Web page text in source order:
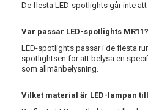
De flesta LED-spotlights går inte
Var passar LED-spotlights MR11?
LED-spotlights passar i de flesta
spotlightsen för att belysa en
som allmänbelysning.
Vilket material är LED-lampan